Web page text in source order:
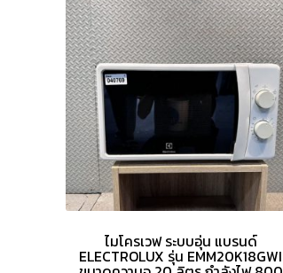
ไมโครเวฟ ระบบอุ่น แบรนด์
ELECTROLUX รุ่น EMM20K18GWI